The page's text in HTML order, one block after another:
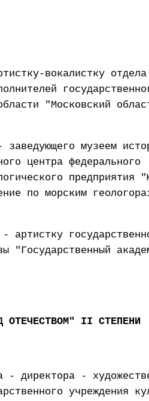
вокалистку отдела
"Московский
музеем
центра федерального
предприятия
по морским
артистку
"Государственный
ОТЕЧЕСТВОМ" II СТЕПЕНИ
- директора -
учреждения